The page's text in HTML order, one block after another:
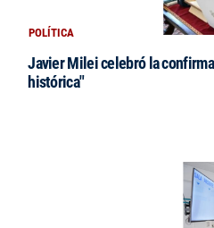
POLÍTICA
Javier Milei celebró la
histórica"